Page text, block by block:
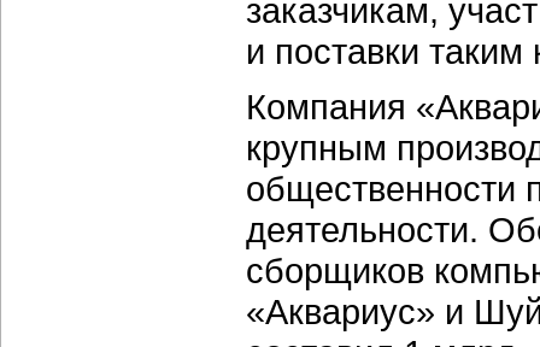
заказчикам,
и поставки
Компания
крупным
общественности
деятельности.
сборщиков
«Аквариус» и